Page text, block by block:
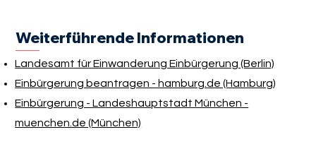
Weiterführende Informationen
Landesamt für Einwanderung Einbürgerung (Berlin)
Einbürgerung beantragen - hamburg.de (Hamburg)
Einbürgerung - Landeshauptstadt München -
muenchen.de (München)